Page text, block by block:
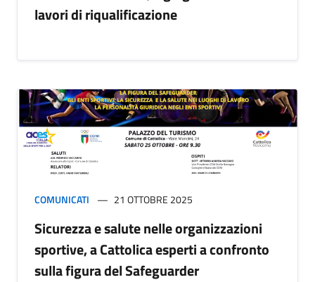
lavori di riqualificazione
COMUNICATI 21 OTTOBRE 2025
Sicurezza e salute nelle organizzazioni
sportive, a Cattolica esperti a confronto
sulla figura del Safeguarder